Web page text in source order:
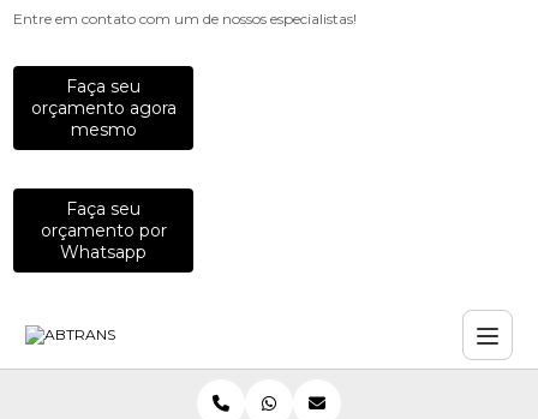
Entre em contato com um de nossos especialistas!
Faça seu
orçamento agora
mesmo
Faça seu
orçamento por
Whatsapp